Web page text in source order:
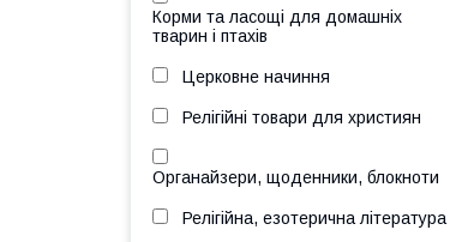
Корми та ласощі для домашніх
тварин і птахів
Церковне начиння
Релігійні товари для християн
Органайзери, щоденники, блокноти
Релігійна, езотерична література